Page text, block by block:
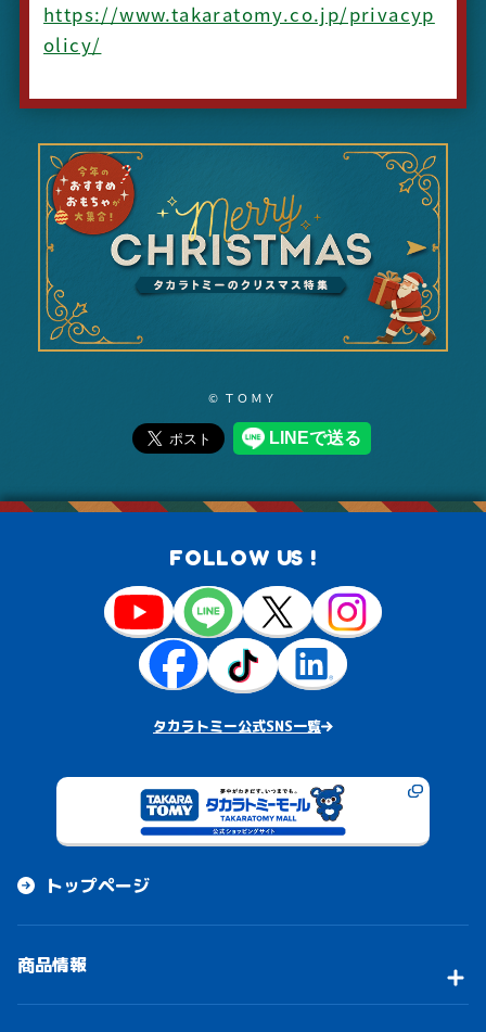
https://www.takaratomy.co.jp/privacyp
olicy/
© ＴＯＭＹ
FOLLOW US !
タカラトミー公式SNS一覧
トップページ
商品情報